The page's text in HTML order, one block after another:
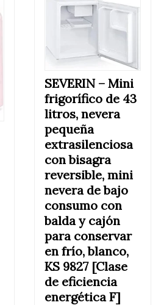
SEVERIN – Mini
frigorífico de 43
litros, nevera
pequeña
extrasilenciosa
con bisagra
reversible, mini
nevera de bajo
consumo con
balda y cajón
para conservar
en frío, blanco,
KS 9827 [Clase
de eficiencia
energética F]